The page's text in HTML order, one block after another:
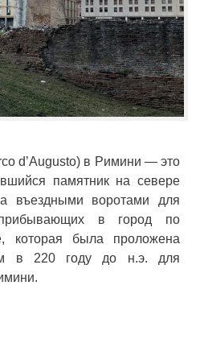
d’Augusto) в Римини — это
памятник на севере
въездными воротами для
прибывающих в город по
которая была проложена
в 220 году до н.э. для